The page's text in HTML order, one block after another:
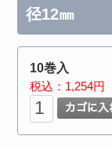
径12㎜
10巻入
税込：1,254円